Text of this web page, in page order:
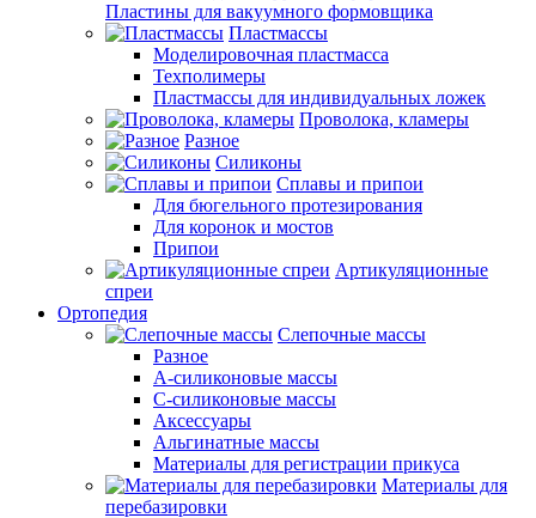
Пластины для вакуумного формовщика
Пластмассы
Моделировочная пластмасса
Техполимеры
Пластмассы для индивидуальных ложек
Проволока, кламеры
Разное
Силиконы
Сплавы и припои
Для бюгельного протезирования
Для коронок и мостов
Припои
Артикуляционные
спреи
Ортопедия
Слепочные массы
Разное
А-силиконовые массы
С-силиконовые массы
Аксессуары
Альгинатные массы
Материалы для регистрации прикуса
Материалы для
перебазировки